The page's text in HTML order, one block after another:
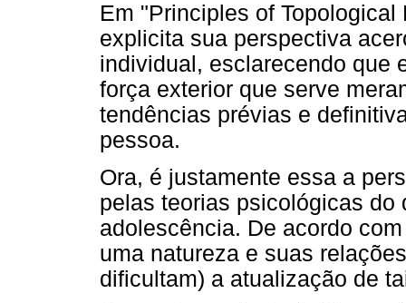
Em "Principles of
explicita sua perspectiva
individual, esclarecendo que
força exterior que serve
tendências prévias e
pessoa.
Ora, é justamente essa a
pelas teorias psicológicas do
adolescência. De acordo
uma natureza e suas
dificultam) a atualização de